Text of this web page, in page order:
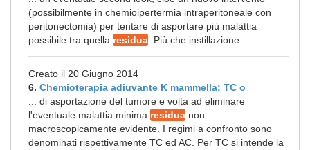
(possibilmente in chemioipertermia intraperitoneale con
peritonectomia) per tentare di asportare più malattia
possibile tra quella residua . Più che instillazione ...
Creato il 20 Giugno 2014
6. Chemioterapia adiuvante K mammella: TC o
... di asportazione del tumore e volta ad eliminare
l'eventuale malattia minima residua non
macroscopicamente evidente. I regimi a confronto sono
denominati rispettivamente TC ed AC. Per TC si intende la